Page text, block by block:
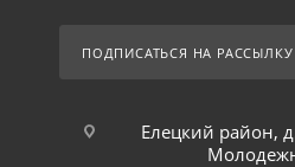
ПОДПИСАТЬСЯ НА РАССЫЛКУ
Елецкий район,